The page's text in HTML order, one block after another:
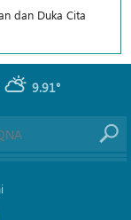
dan Duka Cita
9.91°